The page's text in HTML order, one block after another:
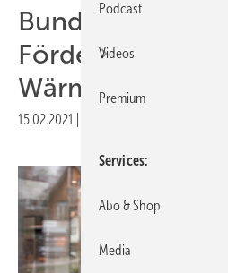
Bund
Förderung für
Wärme
15.02.2021
Podcast
Videos
Premium
Services
Abo & Shop
Media